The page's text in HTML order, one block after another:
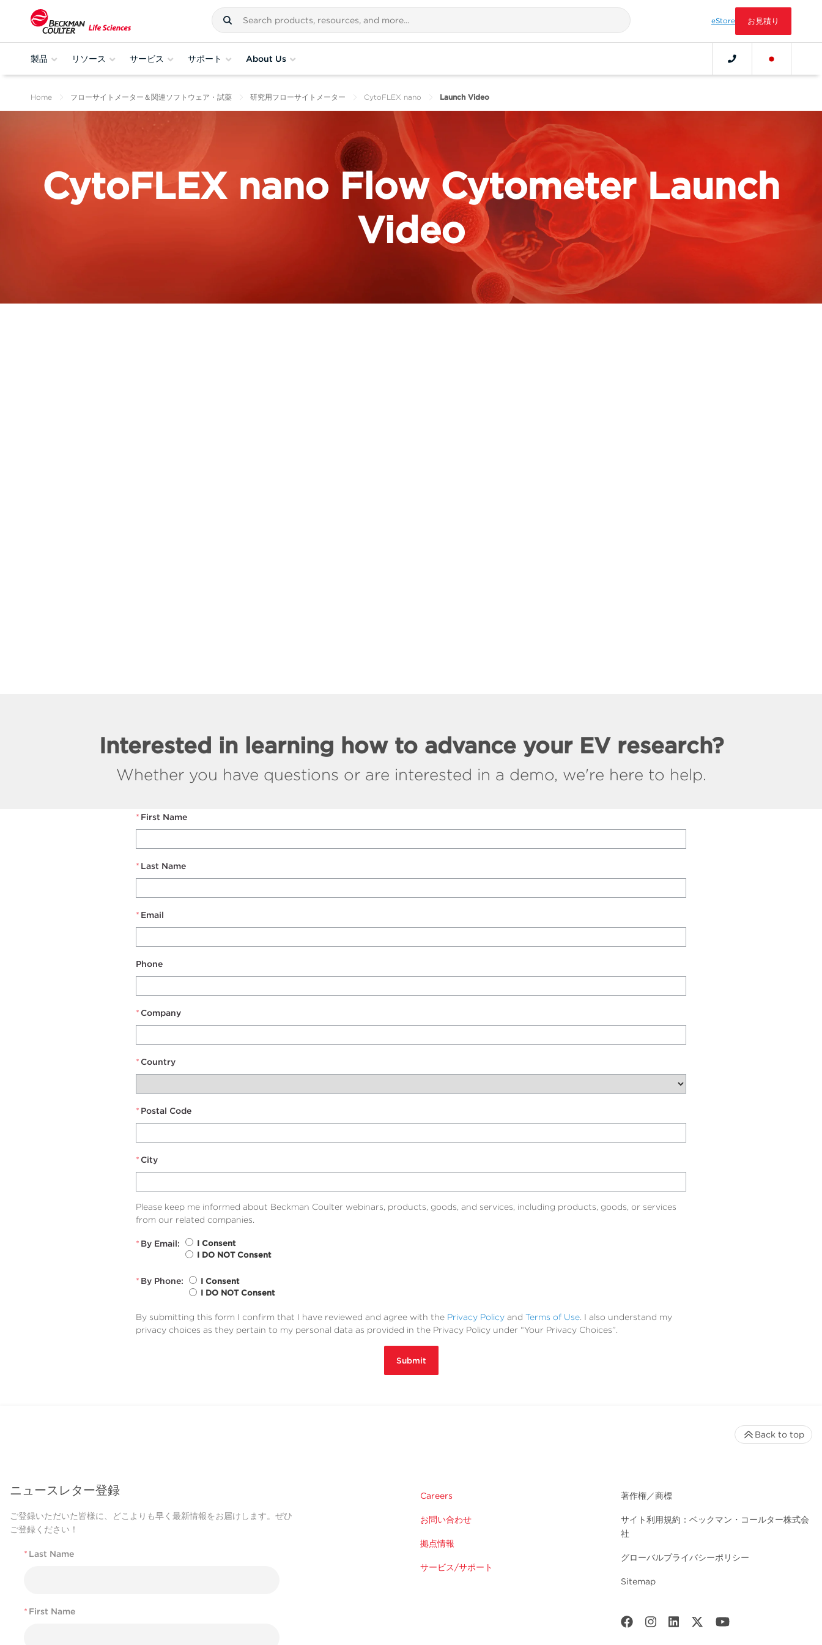
eStore お見積り
製品 リソース サービス サポート About Us
Home フローサイトメーター＆関連ソフトウェア・試薬 研究用フローサイトメーター CytoFLEX nano Launch Video
CytoFLEX nano Flow Cytometer Launch
Video
Interested in learning how to advance your EV research?
Whether you have questions or are interested in a demo, we're here to help.
* First Name
* Last Name
* Email
Phone
*Company
*Country
* Postal Code
*City
Please keep me informed about Beckman Coulter webinars, products, goods, and services, including products, goods, or services
from our related companies.
* By Email:
I Consent
I DO NOT Consent
* By Phone:
I Consent
I DO NOT Consent
By submitting this form I confirm that I have reviewed and agree with the Privacy Policy and Terms of Use. I also understand my
privacy choices as they pertain to my personal data as provided in the Privacy Policy under “Your Privacy Choices”.
Submit
ニュースレター登録
ご登録いただいた皆様に、どこよりも早く最新情報をお届けします。ぜひ
ご登録ください！
* Last Name
* First Name
Careers
お問い合わせ
拠点情報
サービス/サポート
著作権／商標
サイト利用規約：ベックマン・コールター株式会
社
グローバルプライバシーポリシー
Sitemap
Back to top